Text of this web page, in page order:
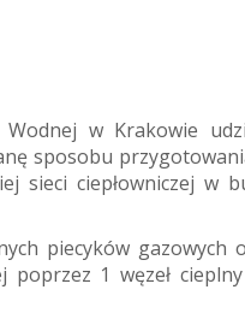
w Krakowie
sposobu
sieci ciepłowniczej w
piecyków gazowych
poprzez 1 węzeł